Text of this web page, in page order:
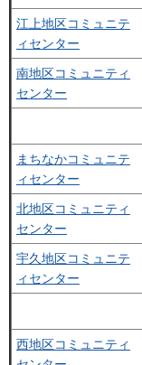
江上地区コミュニテ
ィセンター
南地区コミュニティ
センター
まちなかコミュニテ
ィセンター
北地区コミュニティ
センター
宇久地区コミュニテ
ィセンター
西地区コミュニティ